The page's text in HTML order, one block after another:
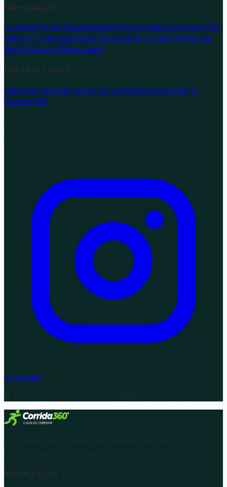
Navegação
CorridasProvas PassadasBlogProfissionaisConverter KML
para GPXCalculadora de PaceSobreContatoTermos de
UsoPolítica de Privacidade
Para parceiros
Adicionar minha provaSer um profissionalAnunciar no
Corrida 360
contato@corrida360.com.br
São Paulo, SP - Brasil
Instagram
© 2026 Corrida 360. Todos os direitos reservados.
Seu guia completo para encontrar provas de corrida e
profissionais especializados em todo o Brasil.
Navegação